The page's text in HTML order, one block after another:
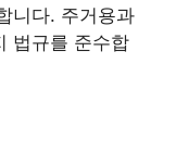
니다. 주거용과
법규를 준수합